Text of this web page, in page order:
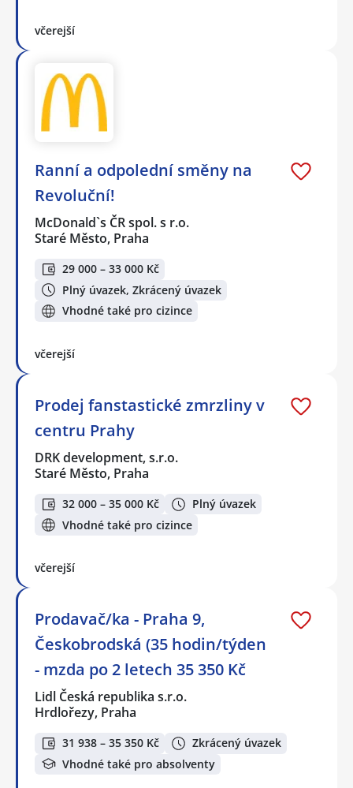
včerejší
Ranní a odpolední směny na
Revoluční!
McDonald`s ČR spol. s r.o.
Staré Město, Praha
29 000 – 33 000 Kč
Plný úvazek, Zkrácený úvazek
Vhodné také pro cizince
včerejší
Prodej fanstastické zmrzliny v
centru Prahy
DRK development, s.r.o.
Staré Město, Praha
32 000 – 35 000 Kč
Plný úvazek
Vhodné také pro cizince
včerejší
Prodavač/ka - Praha 9,
Českobrodská (35 hodin/týden
- mzda po 2 letech 35 350 Kč
Lidl Česká republika s.r.o.
Hrdlořezy, Praha
31 938 – 35 350 Kč
Zkrácený úvazek
Vhodné také pro absolventy